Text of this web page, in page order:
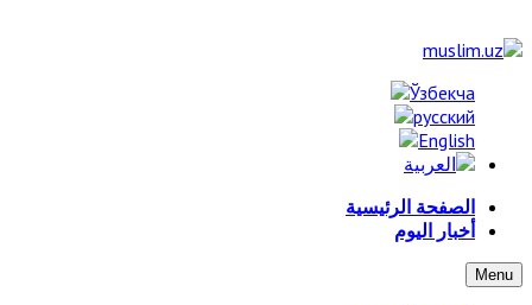
الصفحة الرئيسية
أخبار اليوم
Menu